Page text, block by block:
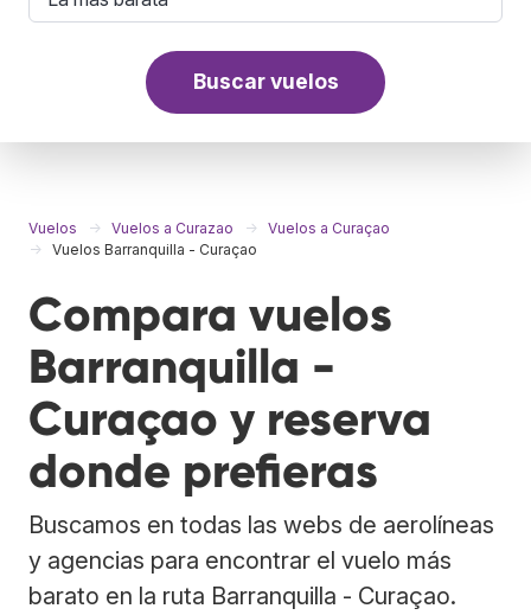
Buscar vuelos
Vuelos Vuelos a Curazao
Vuelos a Curaçao
Vuelos Barranquilla - Curaçao
Compara vuelos
Barranquilla -
Curaçao y reserva
donde prefieras
Buscamos en todas las webs de aerolíneas
y agencias para encontrar el vuelo más
barato en la ruta Barranquilla - Curaçao.